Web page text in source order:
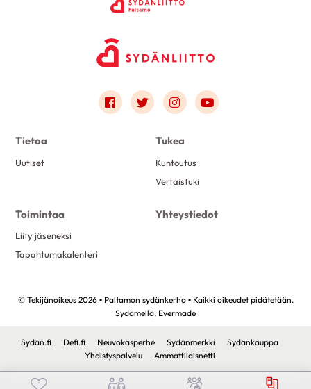
Link to facebook
Link to twitter
Link to instagram
Link to youtube
Tietoa
Uutiset
Tukea
Kuntoutus
Vertaistuki
Toimintaa
Liity jäseneksi
Tapahtumakalenteri
Yhteystiedot
© Tekijänoikeus 2026 • Paltamon sydänkerho • Kaikki oikeudet pidätetään.
Sydämellä, Evermade
Sydän.fi Defi.fi Neuvokasperhe Sydänmerkki
Sydänkauppa
Yhdistyspalvelu
Ammattilaisnetti